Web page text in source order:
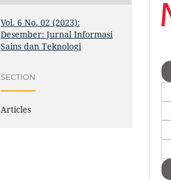
Vol. 6 No. 02 (2023):
Desember: Jurnal Informasi
Sains dan Teknologi
SECTION
Articles